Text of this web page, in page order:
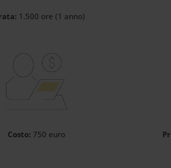
1.500 ore (1 anno)
Costo: 750 euro